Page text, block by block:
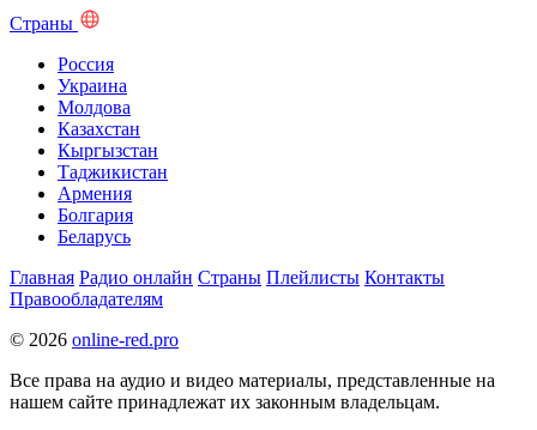
Страны
Россия
Украина
Молдова
Казахстан
Кыргызстан
Таджикистан
Армения
Болгария
Беларусь
Главная Радио онлайн Страны Плейлисты Контакты
Правообладателям
© 2026 online-red.pro
Все права на аудио и видео материалы, представленные на
нашем сайте принадлежат их законным владельцам.